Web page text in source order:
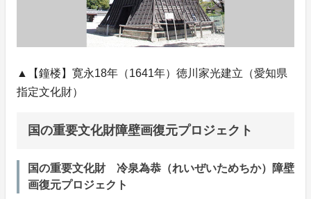
▲【鐘楼】寛永18年（1641年）徳川家光建立（愛知県
指定文化財）
国の重要文化財障壁画復元プロジェクト
国の重要文化財 冷泉為恭（れいぜいためちか）障壁
画復元プロジェクト